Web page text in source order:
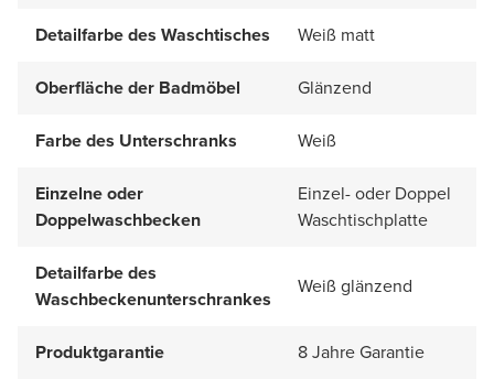
Detailfarbe des Waschtisches
Weiß matt
Oberfläche der Badmöbel Glänzend
Farbe des Unterschranks Weiß
Einzelne oder
Doppelwaschbecken
Einzel- oder Doppel
Waschtischplatte
Detailfarbe des
Waschbeckenunterschrankes
Weiß glänzend
Produktgarantie 8 Jahre Garantie